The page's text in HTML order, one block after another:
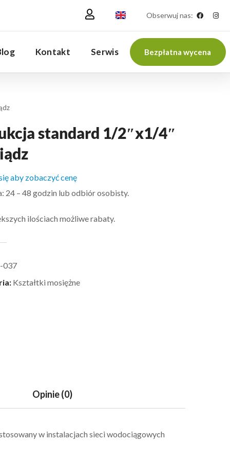
Obserwuj nas:
Kontakt Serwis Bezpłatna wycena
standard 1/2″x1/4″
aby zobaczyć cenę
24 – 48 godzin lub odbiór osobisty.
ilościach możliwe rabaty.
037
Kształtki mosiężne
Opinie (0)
w instalacjach sieci wodociągowych